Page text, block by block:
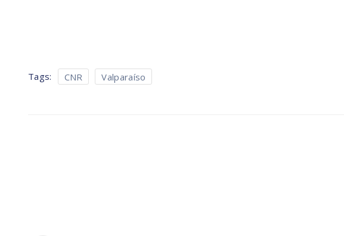
Tags: CNR Valparaíso